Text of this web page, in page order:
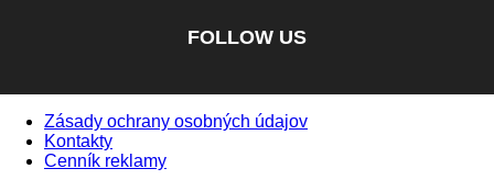
FOLLOW US
Zásady ochrany osobných údajov
Kontakty
Cenník reklamy